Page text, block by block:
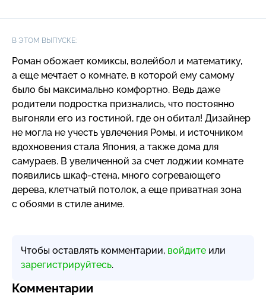
В ЭТОМ ВЫПУСКЕ:
Роман обожает комиксы, волейбол и математику,
а еще мечтает о комнате, в которой ему самому
было бы максимально комфортно. Ведь даже
родители подростка признались, что постоянно
выгоняли его из гостиной, где он обитал! Дизайнер
не могла не учесть увлечения Ромы, и источником
вдохновения стала Япония, а также дома для
самураев. В увеличенной за счет лоджии комнате
появились шкаф-стена, много согревающего
дерева, клетчатый потолок, а еще приватная зона
с обоями в стиле аниме.
Чтобы оставлять комментарии, войдите или
зарегистрируйтесь.
Комментарии